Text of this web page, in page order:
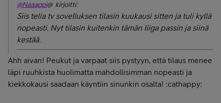
@Naaappi@ kirjoitti:
Siis telia tv sovelluksen tilasin kuukausi sitten ja tuli kyllä
nopeasti. Nyt tilasin kuitenkin tämän liiga passin ja siinä
kestää.
Ahh aivan! Peukut ja varpaat siis pystyyn, että tilaus menee
läpi ruuhkista huolimatta mahdollisimman nopeasti ja
kiekkokausi saadaan käyntiin sinunkin osalta! :cathappy: